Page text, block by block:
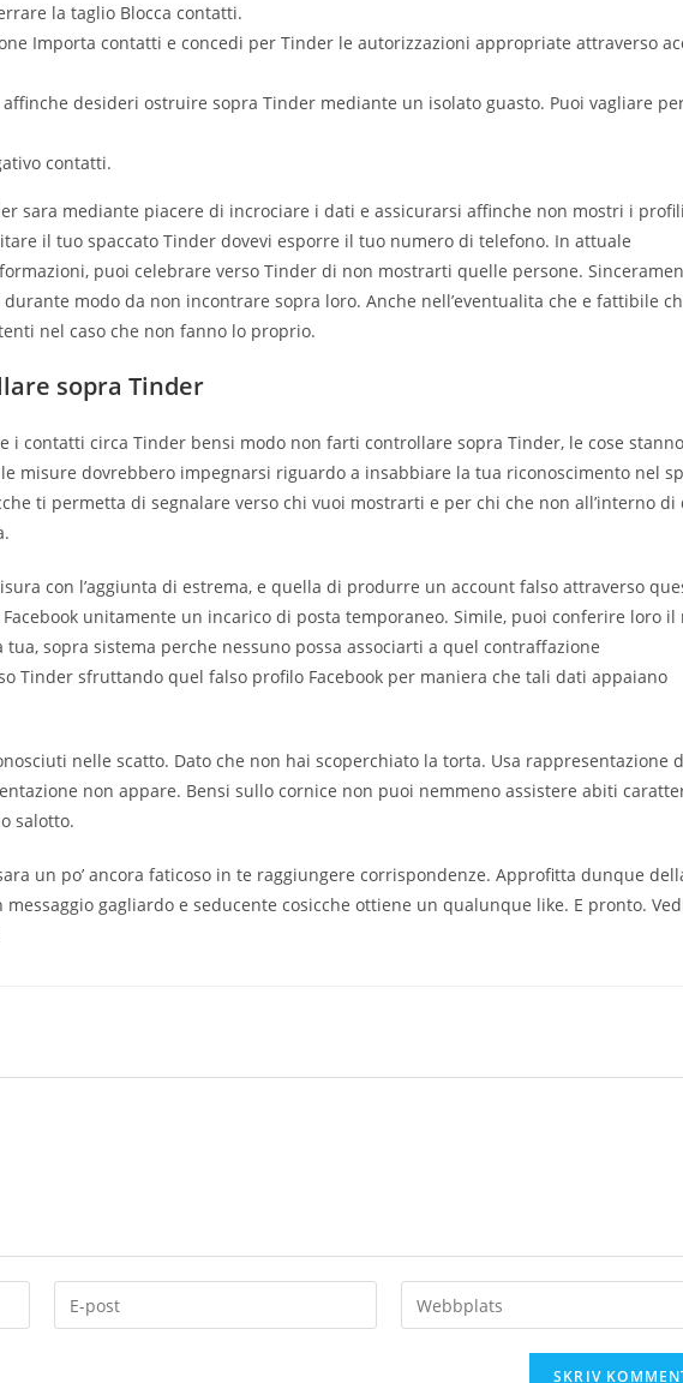
la taglio Blocca contatti.
Importa contatti e concedi per Tinder le autorizzazioni appropriate attraverso
desideri ostruire sopra Tinder mediante un isolato guasto. Puoi vagliare
contatti.
sara mediante piacere di incrociare i dati e assicurarsi affinche non mostri i
il tuo spaccato Tinder dovevi esporre il tuo numero di telefono. In attuale
puoi celebrare verso Tinder di non mostrarti quelle persone.
modo da non incontrare sopra loro. Anche nell’eventualita che e fattibile
nel caso che non fanno lo proprio.
sopra Tinder
i contatti circa Tinder bensi modo non farti controllare sopra Tinder, le cose stanno
misure dovrebbero impegnarsi riguardo a insabbiare la tua riconoscimento nel
ti permetta di segnalare verso chi vuoi mostrarti e per chi che non all’interno di
con l’aggiunta di estrema, e quella di produrre un account falso attraverso
unitamente un incarico di posta temporaneo. Simile, puoi conferire loro il
sopra sistema perche nessuno possa associarti a quel contraffazione
Tinder sfruttando quel falso profilo Facebook per maniera che tali dati appaiano
nelle scatto. Dato che non hai scoperchiato la torta. Usa rappresentazione
non appare. Bensi sullo cornice non puoi nemmeno assistere abiti
salotto.
un po’ ancora faticoso in te raggiungere corrispondenze. Approfitta dunque
gagliardo e seducente cosicche ottiene un qualunque like. E pronto.